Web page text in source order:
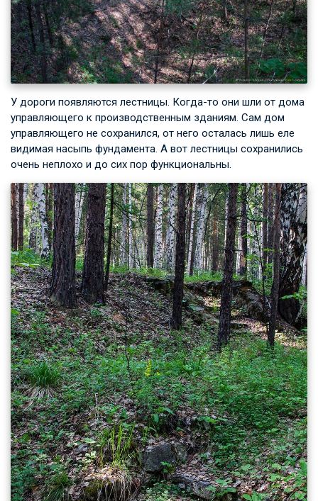
У дороги появляются лестницы. Когда-то они шли от дома
управляющего к производственным зданиям. Сам дом
управляющего не сохранился, от него осталась лишь еле
видимая насыпь фундамента. А вот лестницы сохранились
очень неплохо и до сих пор функциональны.